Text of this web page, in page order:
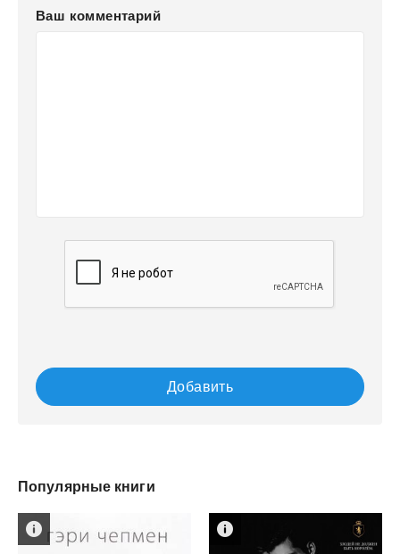
Ваш комментарий
Добавить
Популярные книги